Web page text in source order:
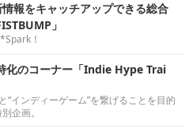
報をキャッチアップできる総合
」
！
化のコーナー「Indie Hype Trai
“インディーゲーム”を繋げることを目的
企画。